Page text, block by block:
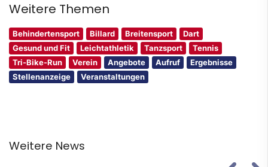
Weitere Themen
Behindertensport Billard Breitensport
Dart
Gesund und Fit
Leichtathletik Tanzsport
Tennis
Tri-Bike-Run
Verein Angebote Aufruf
Ergebnisse
Stellenanzeige
Veranstaltungen
Weitere News